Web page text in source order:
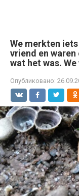
We merkten
vriend en
wat het was.
Опубликовано: